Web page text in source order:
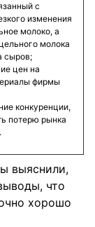
с
изменения
молоко, а
молока
сыров;
цен на
фирмы
конкуренции,
потерю рынка
выяснили,
что
хорошо